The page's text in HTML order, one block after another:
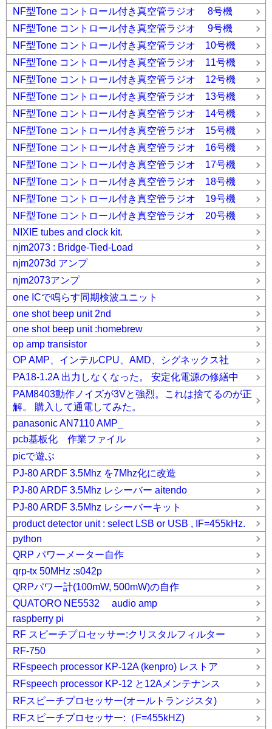
NF型Tone コントロール付き真空管ラジオ 8号機
NF型Tone コントロール付き真空管ラジオ 9号機
NF型Tone コントロール付き真空管ラジオ 10号機
NF型Tone コントロール付き真空管ラジオ 11号機
NF型Tone コントロール付き真空管ラジオ 12号機
NF型Tone コントロール付き真空管ラジオ 13号機
NF型Tone コントロール付き真空管ラジオ 14号機
NF型Tone コントロール付き真空管ラジオ 15号機
NF型Tone コントロール付き真空管ラジオ 16号機
NF型Tone コントロール付き真空管ラジオ 17号機
NF型Tone コントロール付き真空管ラジオ 18号機
NF型Tone コントロール付き真空管ラジオ 19号機
NF型Tone コントロール付き真空管ラジオ 20号機
NIXIE tubes and clock kit.
njm2073 : Bridge-Tied-Load
njm2073d アンプ
njm2073アンプ
one ICで鳴らす同期検波ユニット
one shot beep unit 2nd
one shot beep unit :homebrew
op amp transistor
OP AMP、インテルCPU、AMD、シグネックス社
PA18-1.2A 出力しなくなった。 安定化電源の修繕中
PAM8403動作ノイズが3Vと強烈。これは捨てるのが正
解。 購入して通電してみた。
panasonic AN7110 AMP_
pcb基板化 作業ファイル
picで遊ぶ
PJ-80 ARDF 3.5Mhz を7Mhz化に改造
PJ-80 ARDF 3.5Mhz レシーバー aitendo
PJ-80 ARDF 3.5Mhz レシーバーキット
product detector unit : select LSB or USB , IF=455kHz.
python
QRP パワーメーター自作
qrp-tx 50MHz :s042p
QRPパワー計(100mW, 500mW)の自作
QUATORO NE5532 audio amp
raspberry pi
RF スピーチプロセッサー:クリスタルフィルター
RF-750
RFspeech processor KP-12A (kenpro) レストア
RFspeech processor KP-12 と12Aメンテナンス
RFスピーチプロセッサー(オールトランジスタ)
RFスピーチプロセッサー:（F=455kHZ)